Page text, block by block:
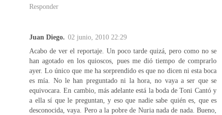
Responder
Juan Diego. 02 junio, 2010 22:29
Acabo de ver el reportaje. Un poco tarde quizá, pero como no se
han agotado en los quioscos, pues me dió tiempo de comprarlo
ayer. Lo único que me ha sorprendido es que no dicen ni esta boca
es mía. No le han preguntado ni la hora, no vaya a ser que se
equivocara. En cambio, más adelante está la boda de Toni Cantó y
a ella sí que le preguntan, y eso que nadie sabe quién es, que es
desconocida, vaya. Pero a la pobre de Nuria nada de nada. Bueno,